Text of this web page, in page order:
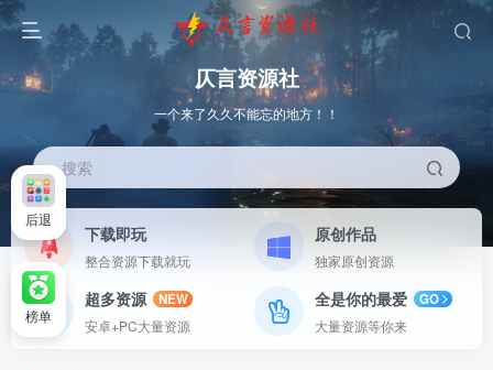
仄言资源社
一个来了久久不能忘的地方！！
搜索
下载即玩
整合资源下载就玩
原创作品
独家原创资源
超多资源
NEW
安卓+PC大量资源
全是你的最爱
GO
大量资源等你来
后退
榜单